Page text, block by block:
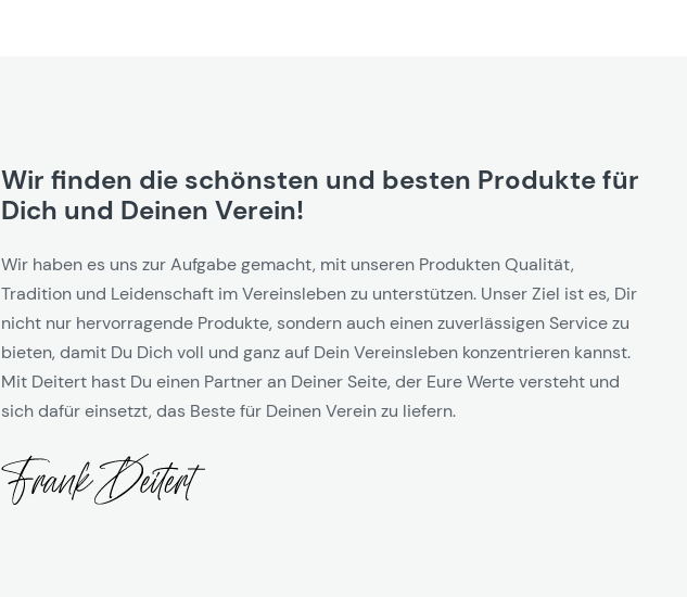
Wir finden die schönsten und besten Produkte für
Dich und Deinen Verein!
Wir haben es uns zur Aufgabe gemacht, mit unseren Produkten Qualität,
Tradition und Leidenschaft im Vereinsleben zu unterstützen. Unser Ziel ist es, Dir
nicht nur hervorragende Produkte, sondern auch einen zuverlässigen Service zu
bieten, damit Du Dich voll und ganz auf Dein Vereinsleben konzentrieren kannst.
Mit Deitert hast Du einen Partner an Deiner Seite, der Eure Werte versteht und
sich dafür einsetzt, das Beste für Deinen Verein zu liefern.